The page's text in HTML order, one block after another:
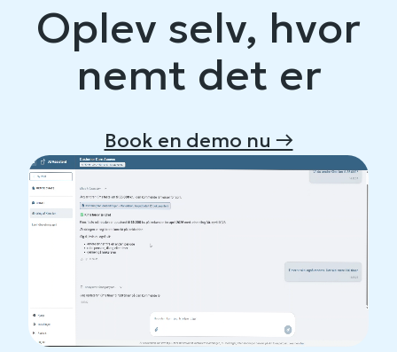
Oplev selv, hvor
nemt det er
Book en demo nu →